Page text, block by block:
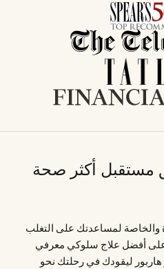
مستقبل أكثر صحة
والخاصة لمساعدتك على التغلب
على أفضل علاج سلوكي معرفي
هاربور ليقودك في رحلتك نحو